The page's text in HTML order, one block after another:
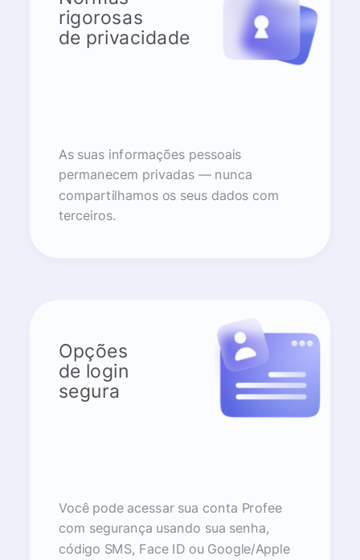
rigorosas
de privacidade
As suas informações pessoais
permanecem privadas — nunca
compartilhamos os seus dados com
terceiros.
Opções
de login
segura
Você pode acessar sua conta Profee
com segurança usando sua senha,
código SMS, Face ID ou Google/Apple